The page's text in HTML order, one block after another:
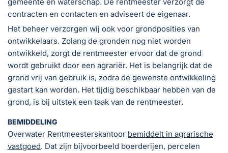
contracten en contacten en adviseert de eigenaar.
Het beheer verzorgen wij ook voor grondposities van
ontwikkelaars. Zolang de gronden nog niet worden
ontwikkeld, zorgt de rentmeester ervoor dat de grond
wordt gebruikt door een agrariër. Het is belangrijk dat de
grond vrij van gebruik is, zodra de gewenste ontwikkeling
gestart kan worden. Het tijdig beschikbaar hebben van de
grond, is bij uitstek een taak van de rentmeester.
BEMIDDELING
Overwater Rentmeesterskantoor bemiddelt in agrarische
vastgoed. Dat zijn bijvoorbeeld boerderijen, percelen